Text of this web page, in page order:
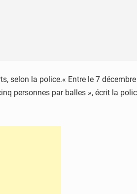
la police.« Entre le 7
personnes par balles », écrit la